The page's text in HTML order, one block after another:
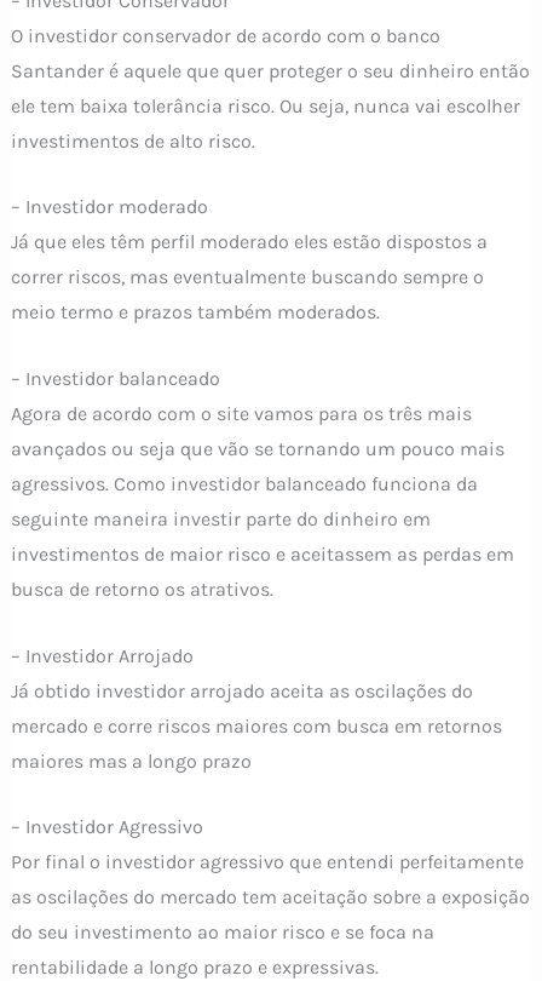
O investidor conservador de acordo com o banco
Santander é aquele que quer proteger o seu dinheiro então
ele tem baixa tolerância risco. Ou seja, nunca vai escolher
investimentos de alto risco.
– Investidor moderado
Já que eles têm perfil moderado eles estão dispostos a
correr riscos, mas eventualmente buscando sempre o
meio termo e prazos também moderados.
– Investidor balanceado
Agora de acordo com o site vamos para os três mais
avançados ou seja que vão se tornando um pouco mais
agressivos. Como investidor balanceado funciona da
seguinte maneira investir parte do dinheiro em
investimentos de maior risco e aceitassem as perdas em
busca de retorno os atrativos.
– Investidor Arrojado
Já obtido investidor arrojado aceita as oscilações do
mercado e corre riscos maiores com busca em retornos
maiores mas a longo prazo
– Investidor Agressivo
Por final o investidor agressivo que entendi perfeitamente
as oscilações do mercado tem aceitação sobre a exposição
do seu investimento ao maior risco e se foca na
rentabilidade a longo prazo e expressivas.